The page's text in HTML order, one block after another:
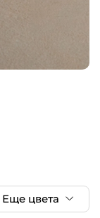
Еще цвета